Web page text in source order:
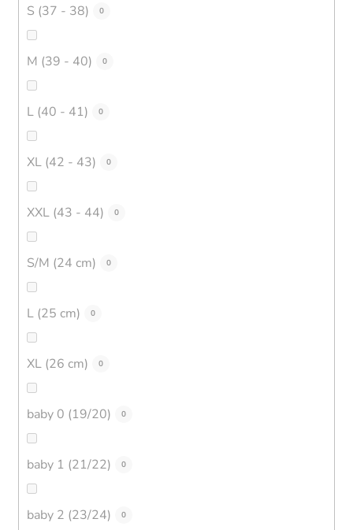
S (37 - 38) 0
M (39 - 40) 0
L (40 - 41) 0
XL (42 - 43) 0
XXL (43 - 44) 0
S/M (24 cm) 0
L (25 cm) 0
XL (26 cm) 0
baby 0 (19/20) 0
baby 1 (21/22) 0
baby 2 (23/24) 0